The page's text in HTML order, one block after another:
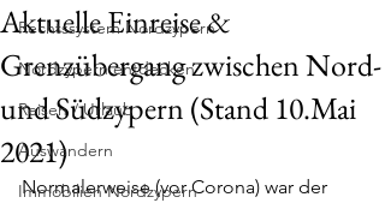
Rechtssystem Nordzypern
Nordzypern entdecken
Reisen / Urlaub
Auswandern
Immobilien Nordzypern
Aktuelle Einreise &
Grenzübergang zwischen Nord-
und Südzypern (Stand 10.Mai
2021)
Normalerweise (vor Corona) war der